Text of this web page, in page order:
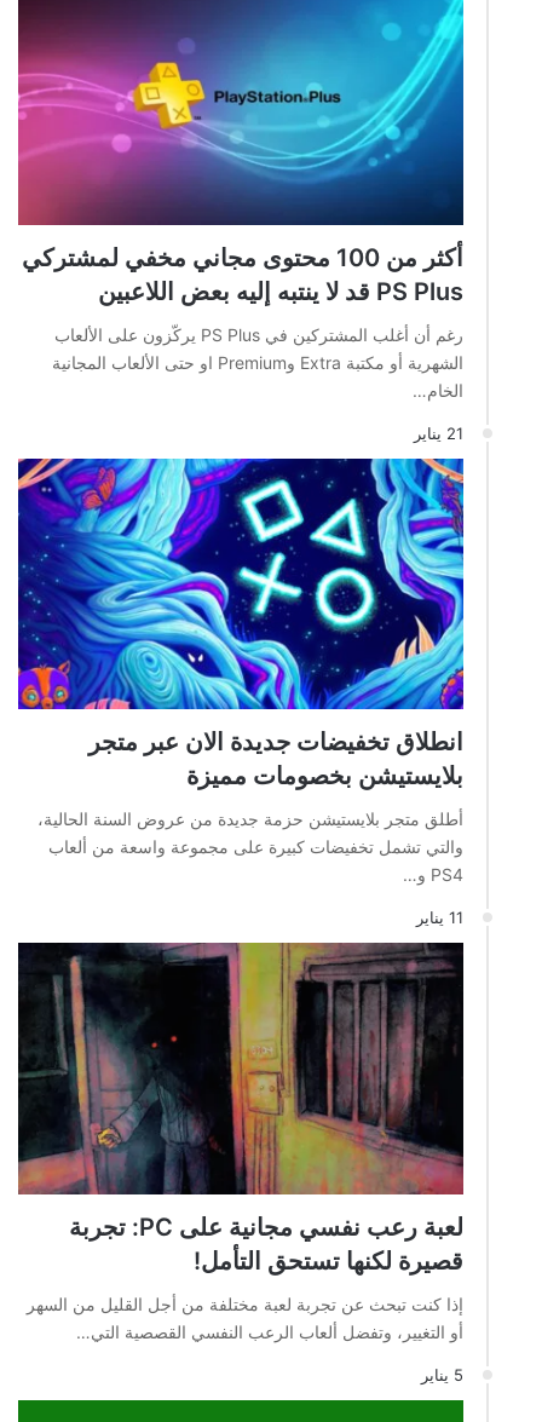
أكثر من 100 محتوى مجاني مخفي لمشتركي
PS Plus قد لا ينتبه إليه بعض اللاعبين
رغم أن أغلب المشتركين في PS Plus يركّزون على الألعاب
الشهرية أو مكتبة Extra وPremium او حتى الألعاب المجانية
الخام…
21 يناير
انطلاق تخفيضات جديدة الان عبر متجر
بلايستيشن بخصومات مميزة
أطلق متجر بلايستيشن حزمة جديدة من عروض السنة الحالية،
والتي تشمل تخفيضات كبيرة على مجموعة واسعة من ألعاب
PS4 و…
11 يناير
لعبة رعب نفسي مجانية على PC: تجربة
قصيرة لكنها تستحق التأمل!
إذا كنت تبحث عن تجربة لعبة مختلفة من أجل القليل من السهر
أو التغيير، وتفضل ألعاب الرعب النفسي القصصية التي…
5 يناير